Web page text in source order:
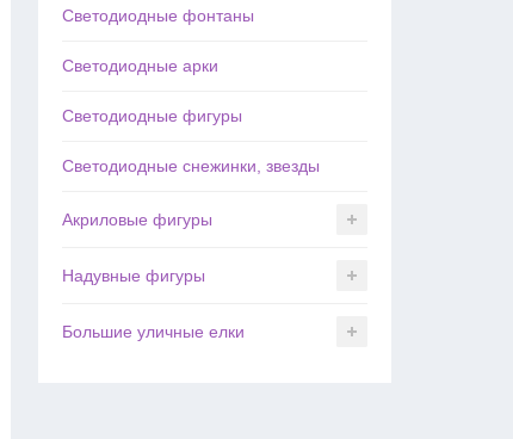
Светодиодные фонтаны
Светодиодные арки
Светодиодные фигуры
Светодиодные снежинки, звезды
Акриловые фигуры
Надувные фигуры
Большие уличные елки